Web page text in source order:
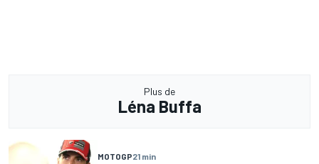
Plus de
Léna Buffa
MOTOGP21 min